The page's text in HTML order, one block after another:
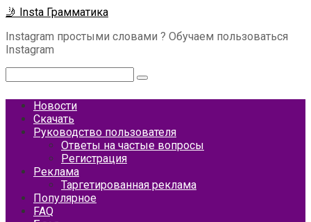
Перейти
контенту
🤳 Insta Грамматика
Instagram простыми словами ? Обучаем пользоваться
Instagram
Новости
Скачать
Руководство пользователя
Ответы на частые вопросы
Регистрация
Реклама
Таргетированная реклама
Популярное
FAQ